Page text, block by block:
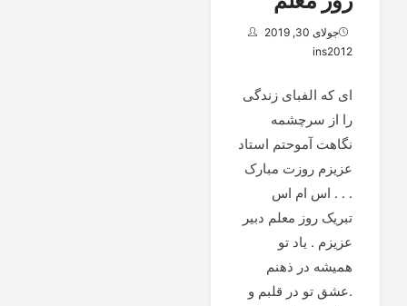
جولای 30, 2019
ins2012
ای که الفبای زندگی
را از سرچشمه
نگاهت آموحتم استاد
عزیزم روزت مبارک
. . . اس ام اس
تبریک روز معلم دبیر
عزیزم . یاد تو
همیشه در ذهنم
.عشق تو در قلبم و